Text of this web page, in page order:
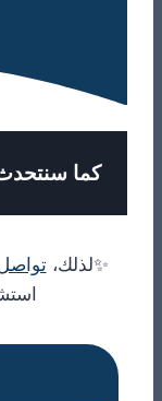
كما
✨لذلك،